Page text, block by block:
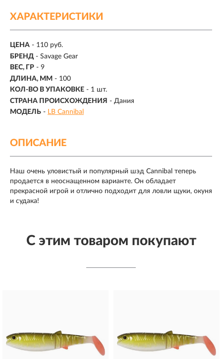
ХАРАКТЕРИСТИКИ
ЦЕНА - 110 руб.
БРЕНД - Savage Gear
ВЕС, ГР - 9
ДЛИНА, ММ - 100
КОЛ-ВО В УПАКОВКЕ - 1 шт.
СТРАНА ПРОИСХОЖДЕНИЯ - Дания
МОДЕЛЬ - LB Cannibal
ОПИСАНИЕ
Наш очень уловистый и популярный шэд Cannibal теперь
продается в неоснащенном варианте. Он обладает
прекрасной игрой и отлично подходит для ловли щуки, окуня
и судака!
С этим товаром покупают